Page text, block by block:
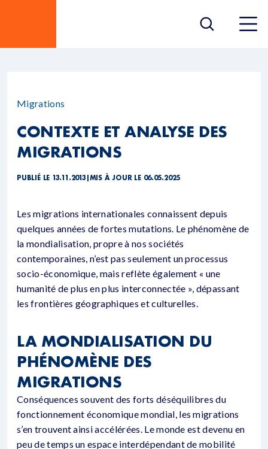
Migrations
CONTEXTE ET ANALYSE DES
MIGRATIONS
PUBLIÉ LE 13.11.2013 MIS À JOUR LE 06.05.2025
Les migrations internationales connaissent depuis
quelques années de fortes mutations. Le phénomène de
la mondialisation, propre à nos sociétés
contemporaines, n’est pas seulement un processus
socio-économique, mais reflète également « une
humanité de plus en plus interconnectée », dépassant
les frontières géographiques et culturelles.
LA MONDIALISATION DU
PHÉNOMÈNE DES
MIGRATIONS
Conséquences souvent des forts déséquilibres du
fonctionnement économique mondial, les migrations
s’en trouvent ainsi accélérées. Le monde est devenu en
peu de temps un espace interdépendant de mobilité